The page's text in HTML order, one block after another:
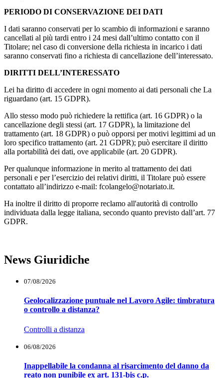
PERIODO DI CONSERVAZIONE DEI DATI
I dati saranno conservati per lo scambio di informazioni e saranno
cancellati al più tardi entro i 24 mesi dall’ultimo contatto con il
Titolare; nel caso di conversione della richiesta in incarico i dati
saranno conservati fino a richiesta di cancellazione dell’interessato.
DIRITTI DELL’INTERESSATO
Lei ha diritto di accedere in ogni momento ai dati personali che La
riguardano (art. 15 GDPR).
Allo stesso modo può richiedere la rettifica (art. 16 GDPR) o la
cancellazione degli stessi (art. 17 GDPR), la limitazione del
trattamento (art. 18 GDPR) o può opporsi per motivi legittimi ad un
loro specifico trattamento (art. 21 GDPR); può esercitare il diritto
alla portabilità dei dati, ove applicabile (art. 20 GDPR).
Per qualunque informazione in merito al trattamento dei dati
personali e per l’esercizio dei relativi diritti, il Titolare può essere
contattato all’indirizzo e-mail: fcolangelo@notariato.it.
Ha inoltre il diritto di proporre reclamo all'autorità di controllo
individuata dalla legge italiana, secondo quanto previsto dall’art. 77
GDPR.
News Giuridiche
07/08/2026
Geolocalizzazione puntuale nel Lavoro Agile: timbratura
o controllo a distanza?
Controlli a distanza
06/08/2026
Inappellabile la condanna al risarcimento del danno da
reato non punibile ex art. 131-bis c.p.